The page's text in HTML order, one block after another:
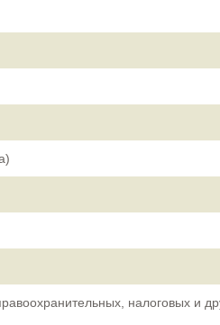
налоговых и